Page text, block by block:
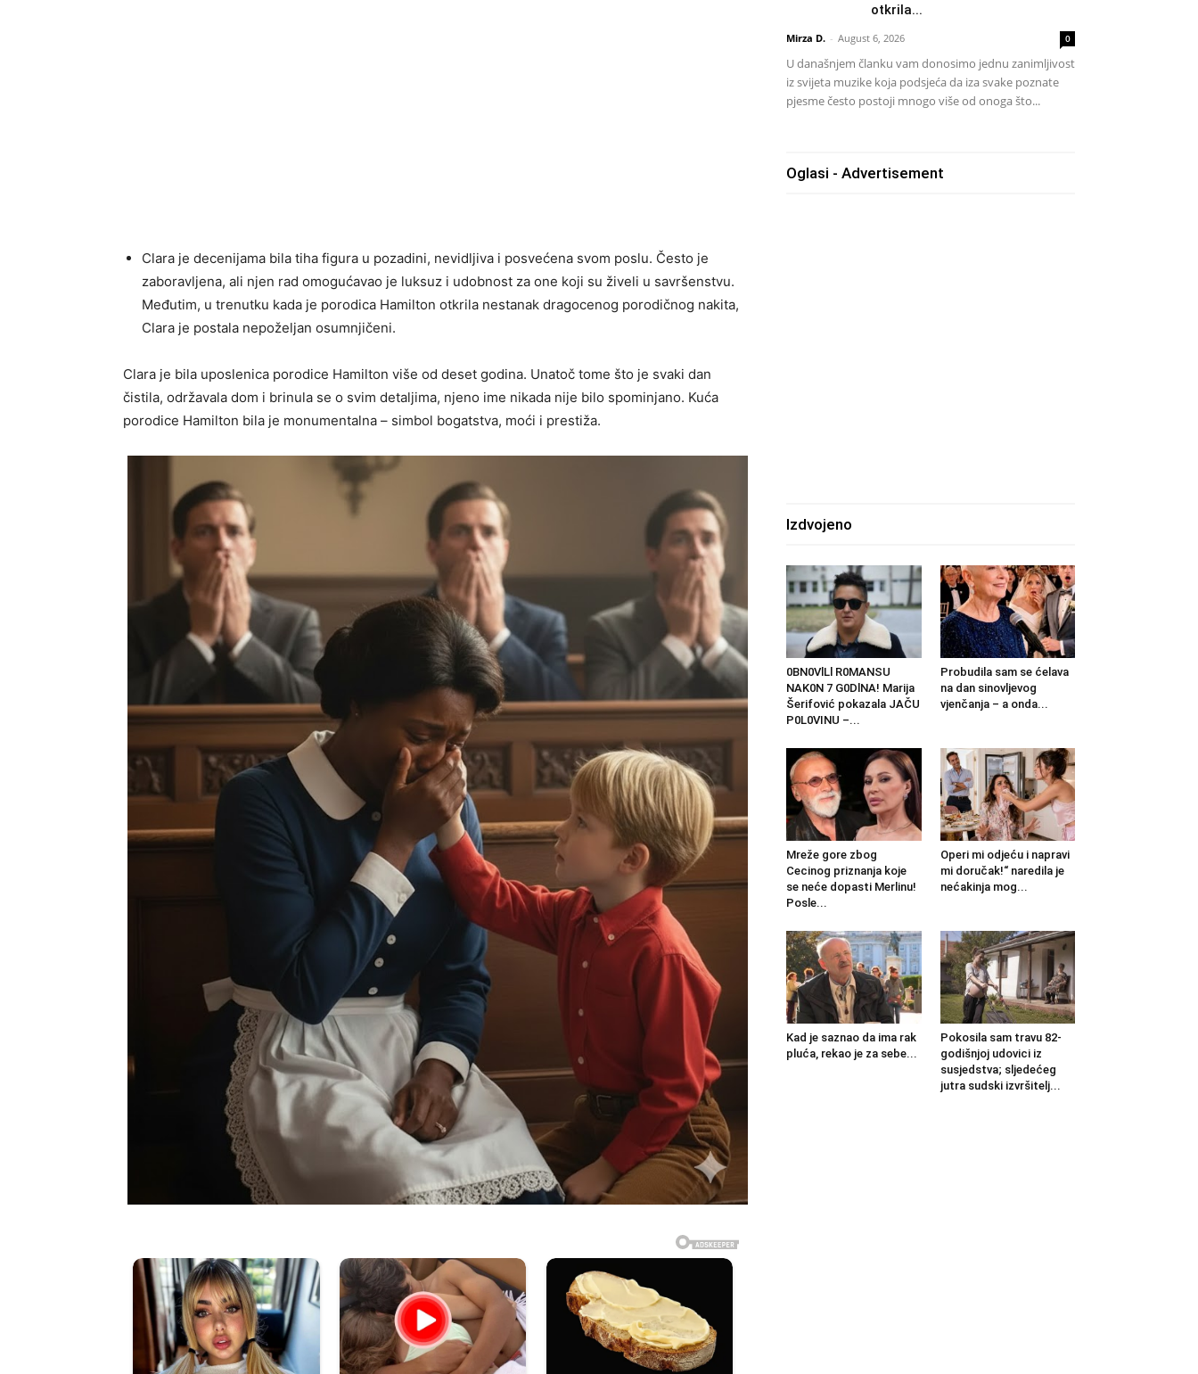
Clara je decenijama bila tiha figura u pozadini, nevidljiva i posvećena svom poslu. Često je
zaboravljena, ali njen rad omogućavao je luksuz i udobnost za one koji su živeli u savršenstvu.
Međutim, u trenutku kada je porodica Hamilton otkrila nestanak dragocenog porodičnog nakita,
Clara je postala nepoželjan osumnjičeni.
Clara je bila uposlenica porodice Hamilton više od deset godina. Unatoč tome što je svaki dan
čistila, održavala dom i brinula se o svim detaljima, njeno ime nikada nije bilo spominjano. Kuća
porodice Hamilton bila je monumentalna – simbol bogatstva, moći i prestiža.
otkrila...
Mirza D. - August 6, 2026 0
U današnjem članku vam donosimo jednu zanimljivost
iz svijeta muzike koja podsjeća da iza svake poznate
pjesme često postoji mnogo više od onoga što...
Oglasi - Advertisement
Izdvojeno
0BN0VlLl R0MANSU
NAK0N 7 G0DlNA! Marija
Šerifović pokazala JAČU
P0L0VINU –...
Probudila sam se ćelava
na dan sinovljevog
vjenčanja – a onda...
Mreže gore zbog
Cecinog priznanja koje
se neće dopasti Merlinu!
Posle...
Operi mi odjeću i napravi
mi doručak!“ naredila je
nećakinja mog...
Kad je saznao da ima rak
pluća, rekao je za sebe...
Pokosila sam travu 82-
godišnjoj udovici iz
susjedstva; sljedećeg
jutra sudski izvršitelj...